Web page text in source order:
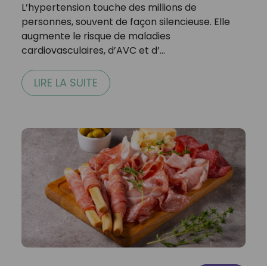
L’hypertension touche des millions de
personnes, souvent de façon silencieuse. Elle
augmente le risque de maladies
cardiovasculaires, d’AVC et d’…
LIRE LA SUITE